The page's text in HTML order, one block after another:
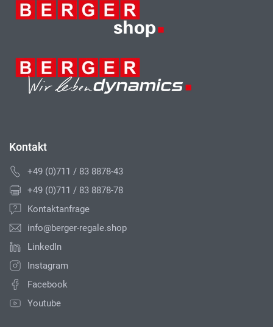
Kontakt
+49 (0)711 / 83 8878-43
+49 (0)711 / 83 8878-78
Kontaktanfrage
info@berger-regale.shop
LinkedIn
Instagram
Facebook
Youtube